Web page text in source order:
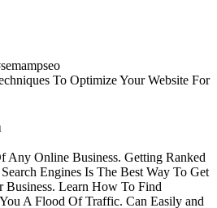
To Optimize Your Website For
Online Business. Getting Ranked
Engines Is The Best Way To Get
Learn How To Find
A Flood Of Traffic. Can Easily and